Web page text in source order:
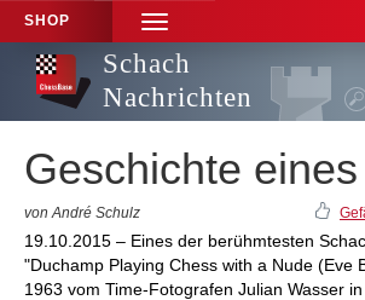
SHOP
TOGGLE
NAVIGATION
Schach
Nachrichten
Geschichte
von André Schulz
19.10.2015 – Eines der berühmtesten
"Duchamp Playing Chess with a Nude (Eve
1963 vom Time-Fotografen Julian Wasser